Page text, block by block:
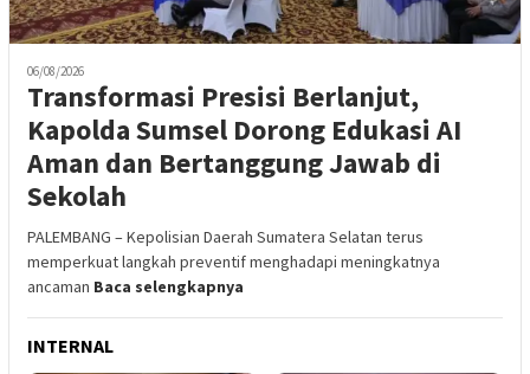
06/08/2026
Transformasi Presisi Berlanjut,
Kapolda Sumsel Dorong Edukasi AI
Aman dan Bertanggung Jawab di
Sekolah
PALEMBANG – Kepolisian Daerah Sumatera Selatan terus
memperkuat langkah preventif menghadapi meningkatnya
ancaman Baca selengkapnya
INTERNAL